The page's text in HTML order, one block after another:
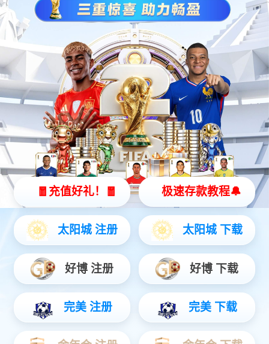
优秀人才
教师信息网
诸侯快讯
位占比
国工程院院士
范教师2人，
11人，入选